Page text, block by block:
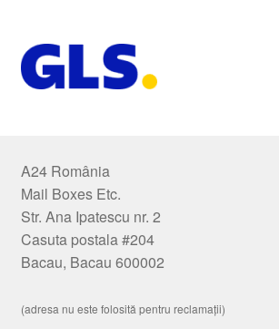
A24 România
Mail Boxes Etc.
Str. Ana Ipatescu nr. 2
Casuta postala #204
Bacau, Bacau 600002
(adresa nu este folosită pentru reclamații)